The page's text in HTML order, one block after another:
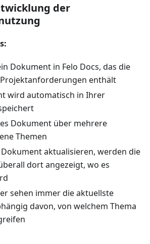
der
Dokument in Felo Docs, das die
enthält
wird automatisch in Ihrer
Dokument über mehrere
Themen
Dokument aktualisieren, werden die
dort angezeigt, wo es
sehen immer die aktuellste
davon, von welchem Thema